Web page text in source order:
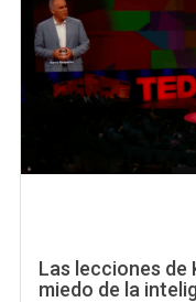
Las lecciones de
miedo de la